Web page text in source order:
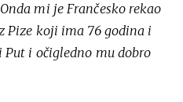
mi je Frančesko rekao
Pize koji ima 76 godina i
Put i očigledno mu dobro